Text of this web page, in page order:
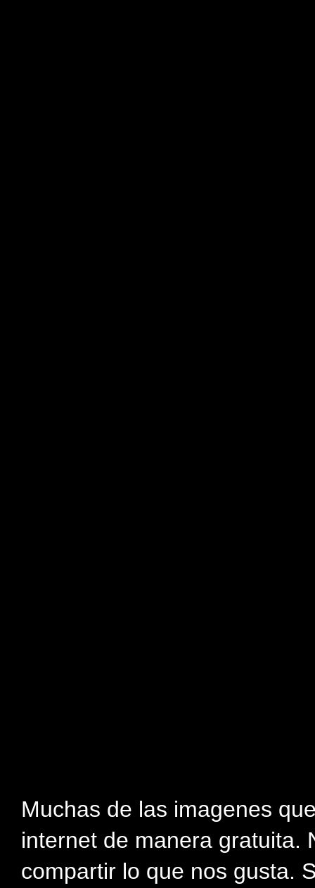
Muchas de las imagenes
internet de manera gratuita.
compartir lo que nos gusta.